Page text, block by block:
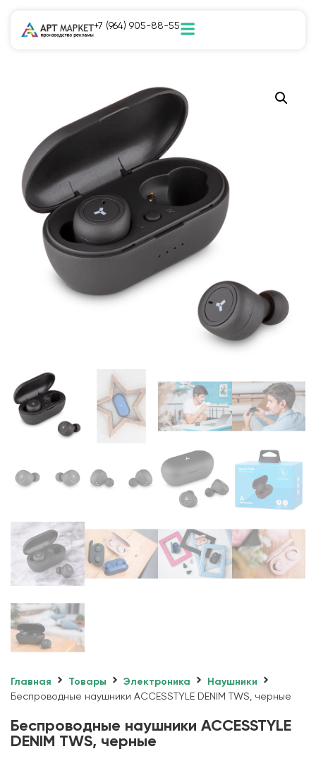
+7 (964) 905-88-55
Главная Товары Электроника
Наушники
Беспроводные наушники ACCESSTYLE DENIM TWS, черные
Беспроводные наушники ACCESSTYLE
DENIM TWS, черные